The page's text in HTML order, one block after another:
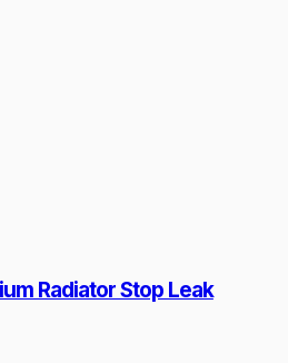
Radiator Stop Leak